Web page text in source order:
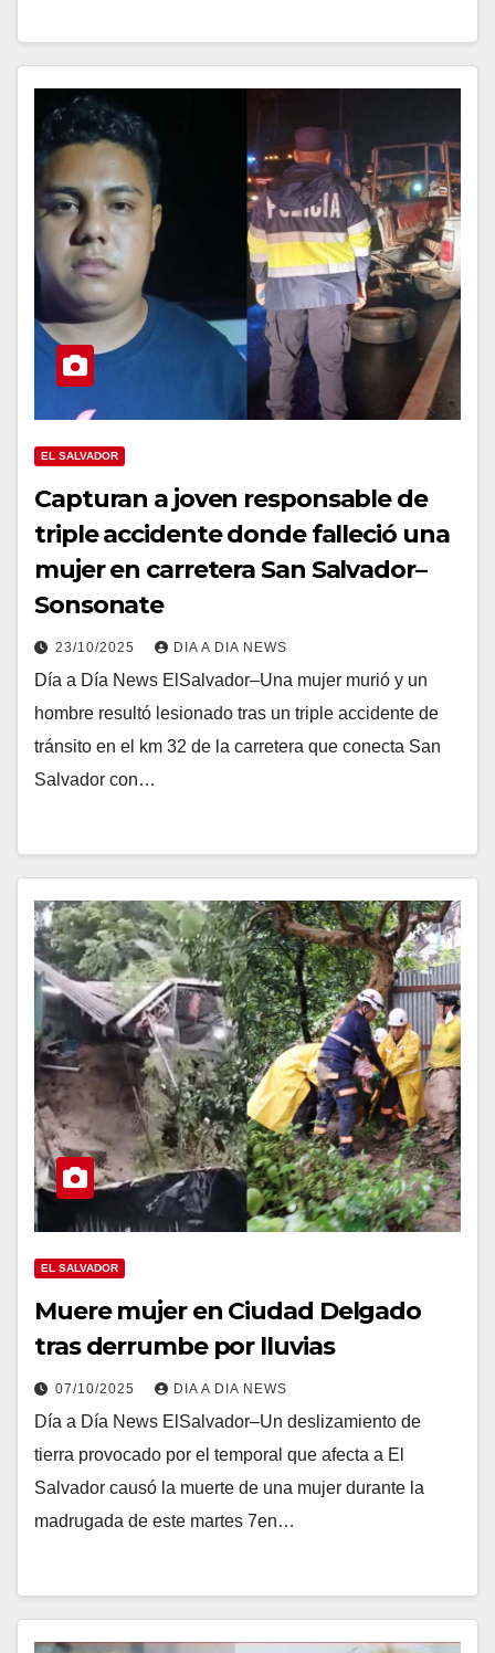
EL SALVADOR
Capturan a joven responsable de
triple accidente donde falleció una
mujer en carretera San Salvador–
Sonsonate
23/10/2025 DIA A DIA NEWS
Día a Día News ElSalvador–Una mujer murió y un
hombre resultó lesionado tras un triple accidente de
tránsito en el km 32 de la carretera que conecta San
Salvador con…
EL SALVADOR
Muere mujer en Ciudad Delgado
tras derrumbe por lluvias
07/10/2025 DIA A DIA NEWS
Día a Día News ElSalvador–Un deslizamiento de
tierra provocado por el temporal que afecta a El
Salvador causó la muerte de una mujer durante la
madrugada de este martes 7en…